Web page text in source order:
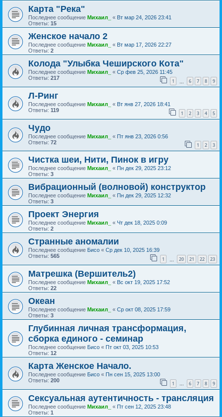
Карта "Река"
Последнее сообщение Михаил_ « Вт мар 24, 2026 23:41
Ответы: 15
Женское начало 2
Последнее сообщение Михаил_ « Вт мар 17, 2026 22:27
Ответы: 2
Колода "Улыбка Чеширского Кота"
Последнее сообщение Михаил_ « Ср фев 25, 2026 11:45
Ответы: 217 1 6 7 8 9
Л-Ринг
Последнее сообщение Михаил_ « Вт янв 27, 2026 18:41
Ответы: 119 1 2 3 4 5
Чудо
Последнее сообщение Михаил_ « Пт янв 23, 2026 0:56
Ответы: 72 1 2 3
Чистка шеи, Нити, Пинок в игру
Последнее сообщение Михаил_ « Пн дек 29, 2025 23:12
Ответы: 3
Вибрационный (волновой) конструктор
Последнее сообщение Михаил_ « Пн дек 29, 2025 12:32
Ответы: 3
Проект Энергия
Последнее сообщение Михаил_ « Чт дек 18, 2025 0:09
Ответы: 2
Странные аномалии
Последнее сообщение Бисо « Ср дек 10, 2025 16:39
Ответы: 565 1 20 21 22 23
Матрешка (Вершитель2)
Последнее сообщение Михаил_ « Вс окт 19, 2025 17:52
Ответы: 22
Океан
Последнее сообщение Михаил_ « Ср окт 08, 2025 17:59
Ответы: 3
Глубинная личная трансформация,
сборка единого - семинар
Последнее сообщение Бисо « Пт окт 03, 2025 10:53
Ответы: 12
Карта Женское Начало.
Последнее сообщение Бисо « Пн сен 15, 2025 13:00
Ответы: 200 1 … 6 7 8 9
Сексуальная аутентичность - трансляция
Последнее сообщение Михаил_ « Пт сен 12, 2025 23:48
Ответы: 1